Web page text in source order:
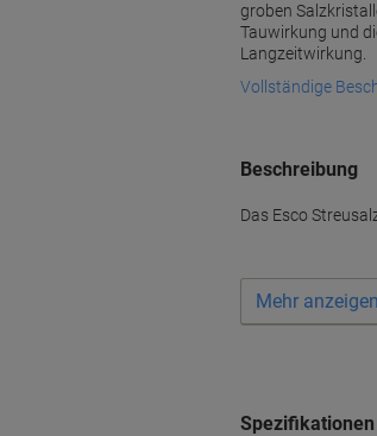
groben
Tauwirkung und
Langzeitwirkung.
Vollständige
Beschreibung
Das Esco
Wird oft
Mehr anzeigen
Spezifikationen